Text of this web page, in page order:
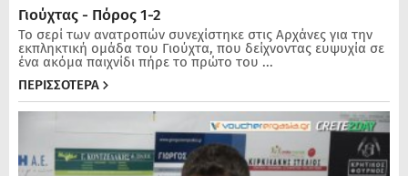
Γιούχτας - Πόρος 1-2
Το σερί των ανατροπών συνεχίστηκε στις Αρχάνες για την
εκπληκτική ομάδα του Γιούχτα, που δείχνοντας ευψυχία σε
ένα ακόμα παιχνίδι πήρε το πρώτο του ...
ΠΕΡΙΣΣΟΤΕΡΑ